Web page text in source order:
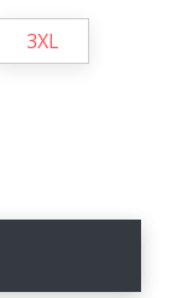
3XL